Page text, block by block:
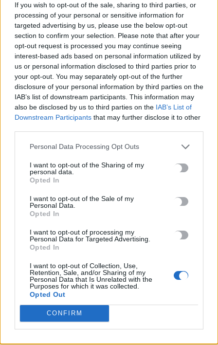
If you wish to opt-out of the sale, sharing to third parties, or
processing of your personal or sensitive information for
targeted advertising by us, please use the below opt-out
section to confirm your selection. Please note that after your
opt-out request is processed you may continue seeing
interest-based ads based on personal information utilized by
us or personal information disclosed to third parties prior to
your opt-out. You may separately opt-out of the further
disclosure of your personal information by third parties on the
IAB’s list of downstream participants. This information may
also be disclosed by us to third parties on the IAB’s List of
Downstream Participants that may further disclose it to other
Personal Data Processing Opt Outs
I want to opt-out of the Sharing of my
personal data.
Opted In
I want to opt-out of the Sale of my
Personal Data.
Opted In
I want to opt-out of processing my
Personal Data for Targeted Advertising.
Opted In
I want to opt-out of Collection, Use,
Retention, Sale, and/or Sharing of my
Personal Data that Is Unrelated with the
Purposes for which it was collected.
Opted Out
CONFIRM
ΕΠΌΜΕΝΟ
Βορίζια: Εκτός Κρήτης και σε
διαφορετικές φυλακές οι δύο
προφυλακισμένοι
8 Νοεμβρίου, 2025
Μην χάνεις είδηση. Βάλε τοCRETA24στην
Google
ΡΟΗ ΕΙΔΗΣΕΩΝ
μετά την έκδοσή της
6 Αυγούστου, 2026
Ιδρώτας και διατροφή το καλοκαίρι: Ποιες τροφές προκαλούν
κακοσμία
Κάρτα Αγρότη: Τι αλλάζει από 28 Αυγούστου για τις
χρηματοδοτήσεις
6 Αυγούστου, 2026